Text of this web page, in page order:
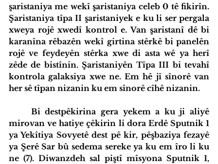
şaristaniya me wekî şaristaniya celeb 0 tê fikirîn.
Şaristaniya tîpa II şaristaniyek e ku li ser pergala
xweya rojê xwedî kontrol e. Van şaristanî dê bi
karanîna rêbazên wekî girtina stêrkê bi panelên
rojê ve feydeyên stêrka xwe di asta wê ya herî
zêde de bistînin. Şaristaniyên Tîpa III bi tevahî
kontrola galaksiya xwe ne. Em hê jî sînorê van
her sê tîpan nizanin ku em sînorê cîhê nizanin.
mirovan ve hatiye çêkirin li dora Erdê Sputnik 1
ya Yekîtiya Sovyetê dest pê kir, pêşbaziya fezayê
ya Şerê Sar bû sedema sereke ya ku em îro li ku
ne (7). Diwanzdeh sal piştî mîsyona Sputnik 1,